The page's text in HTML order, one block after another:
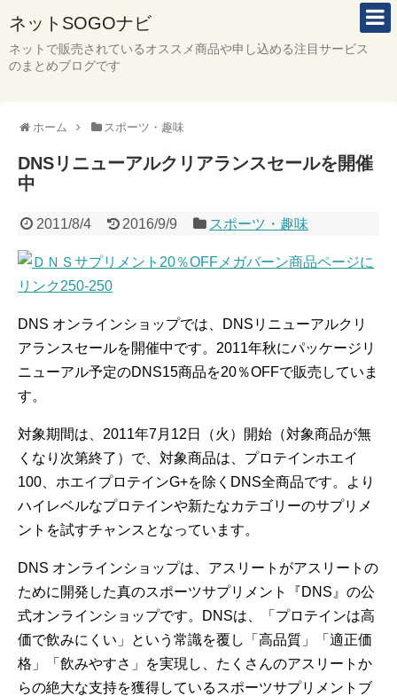
ネットSOGOナビ
ネットで販売されているオススメ商品や申し込める注目サービス
のまとめブログです
ホーム スポーツ・趣味
DNSリニューアルクリアランスセールを開催
中
2011/8/4 2016/9/9 スポーツ・趣味
DNS オンラインショップでは、DNSリニューアルクリ
アランスセールを開催中です。2011年秋にパッケージリ
ニューアル予定のDNS15商品を20％OFFで販売していま
す。
対象期間は、2011年7月12日（火）開始（対象商品が無
くなり次第終了）で、対象商品は、プロテインホエイ
100、ホエイプロテインG+を除くDNS全商品です。より
ハイレベルなプロテインや新たなカテゴリーのサプリメ
ントを試すチャンスとなっています。
DNS オンラインショップは、アスリートがアスリートの
ために開発した真のスポーツサプリメント『DNS』の公
式オンラインショップです。DNSは、「プロテインは高
価で飲みにくい」という常識を覆し「高品質」「適正価
格」「飲みやすさ」を実現し、たくさんのアスリートか
らの絶大な支持を獲得しているスポーツサプリメントブ